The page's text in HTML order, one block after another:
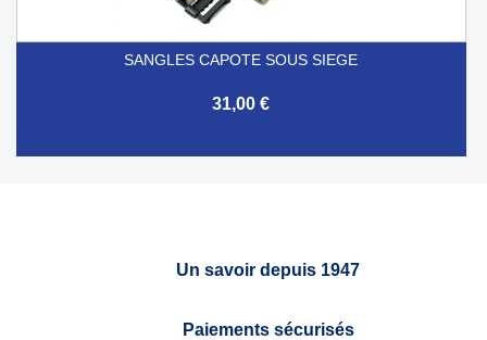
SANGLES CAPOTE SOUS SIEGE
31,00 €
Un savoir depuis 1947
Paiements sécurisés